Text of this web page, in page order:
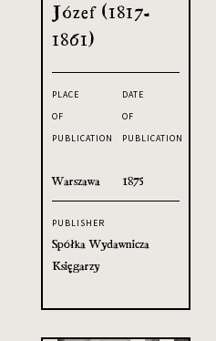
Józef (1817-
1861)
PLACE
OF
PUBLICATION
Warszawa
DATE
OF
PUBLICATION
1875
PUBLISHER
Spółka Wydawnicza
Księgarzy